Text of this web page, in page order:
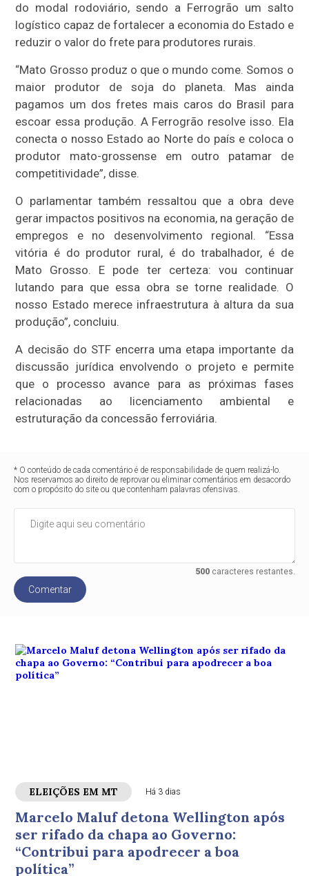
do modal rodoviário, sendo a Ferrogrão um salto
logístico capaz de fortalecer a economia do Estado e
reduzir o valor do frete para produtores rurais.
“Mato Grosso produz o que o mundo come. Somos o
maior produtor de soja do planeta. Mas ainda
pagamos um dos fretes mais caros do Brasil para
escoar essa produção. A Ferrogrão resolve isso. Ela
conecta o nosso Estado ao Norte do país e coloca o
produtor mato-grossense em outro patamar de
competitividade”, disse.
O parlamentar também ressaltou que a obra deve
gerar impactos positivos na economia, na geração de
empregos e no desenvolvimento regional. “Essa
vitória é do produtor rural, é do trabalhador, é de
Mato Grosso. E pode ter certeza: vou continuar
lutando para que essa obra se torne realidade. O
nosso Estado merece infraestrutura à altura da sua
produção”, concluiu.
A decisão do STF encerra uma etapa importante da
discussão jurídica envolvendo o projeto e permite
que o processo avance para as próximas fases
relacionadas ao licenciamento ambiental e
estruturação da concessão ferroviária.
* O conteúdo de cada comentário é de responsabilidade de quem realizá-lo.
Nos reservamos ao direito de reprovar ou eliminar comentários em desacordo
com o propósito do site ou que contenham palavras ofensivas.
500caracteres restantes.
Comentar
ELEIÇÕES EM MT Há 3 dias
Marcelo Maluf detona Wellington após
ser rifado da chapa ao Governo:
“Contribui para apodrecer a boa
política”